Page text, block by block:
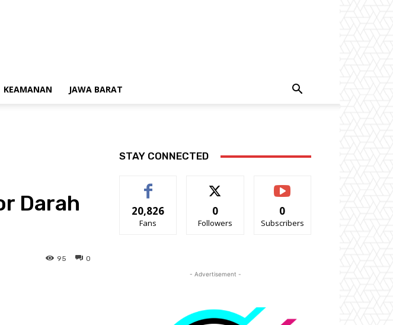
KEAMANAN JAWA BARAT
Darah
0
95
STAY CONNECTED
20,826
Fans
0
Followers
0
Subscribers
- Advertisement -